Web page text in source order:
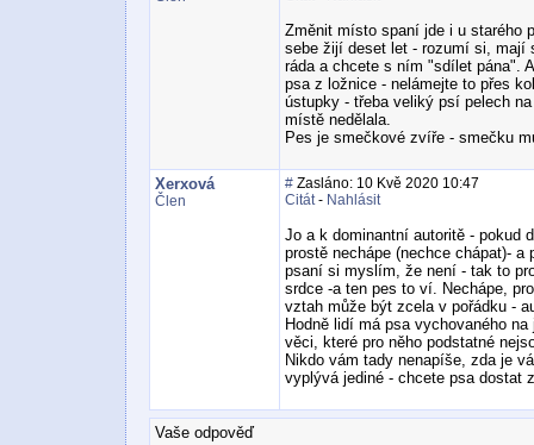
Změnit místo spaní jde i u starého
sebe žijí deset let - rozumí si, mají
ráda a chcete s ním "sdílet pána".
psa z ložnice - nelámejte to přes
ústupky - třeba veliký psí pelech
místě nedělala.
Pes je smečkové zvíře - smečku
Xerxová
Člen
# Zasláno: 10 Kvě 2020 10:47
Citát- Nahlásit
Jo a k dominantní autoritě - pokud
prostě nechápe (nechce chápat)-
psaní si myslím, že není - tak to
srdce -a ten pes to ví. Nechápe,
vztah může být zcela v pořádku -
Hodně lidí má psa vychovaného
věci, které pro něho podstatné
Nikdo vám tady nenapíše, zda je
vyplývá jediné - chcete psa dostat
Vaše odpověď